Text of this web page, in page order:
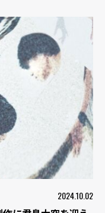
2024.10.02